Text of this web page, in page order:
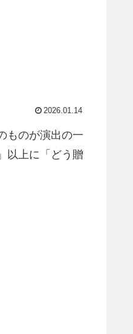
2026.01.14
ものが演出の一
以上に「どう贈